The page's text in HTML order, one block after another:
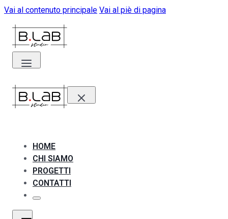
Vai al contenuto principale Vai al piè di pagina
HOME
CHI SIAMO
PROGETTI
CONTATTI